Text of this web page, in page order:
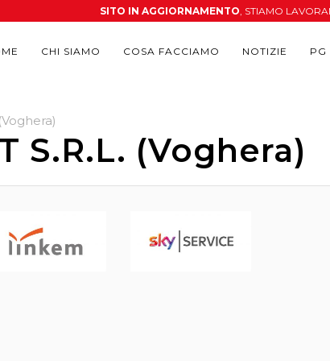
SITO IN AGGIORNAMENTO, STIAMO
CHI SIAMO COSA FACCIAMO NOTIZIE PG
S.R.L. (Voghera)